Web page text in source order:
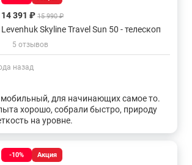
автонаведения на объекты звездных
а также получить консультацию
особенностях и преимуществах данного
в нашем
непосредственно через сайт – с помощью
связи или воспользовавшись чатом с
14 391 ₽ 15 990 ₽
Levenhuk Skyline Travel Sun 50 - телескоп
5 отзывов
назад
для начинающих самое то.
хорошо, собрали быстро, природу
на уровне.
-10% Акция